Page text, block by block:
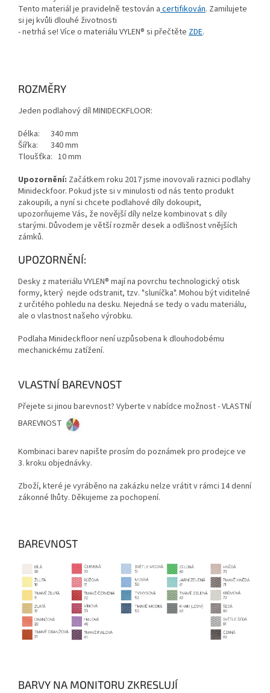
Tento materiál je pravidelně testován acertifikován. Zamilujete
si jej kvůli dlouhé životnosti
- netrhá se! Více o materiálu VYLEN® si přečtěte ZDE.
ROZMĚRY
Jeden podlahový díl MINIDECKFLOOR:
Délka: 340 mm
Šířka: 340 mm
Tloušťka: 10 mm
Upozornění: Začátkem roku 2017 jsme inovovali raznici podlahy
Minideckfoor. Pokud jste si v minulosti od nás tento produkt
zakoupili, a nyní si chcete podlahové díly dokoupit,
upozorňujeme Vás, že novější díly nelze kombinovat s díly
starými. Důvodem je větší rozměr desek a odlišnost vnějších
zámků.
UPOZORNĚNÍ:
Desky z materiálu VYLEN® mají na povrchu technologický otisk
formy, který nejde odstranit, tzv. "sluníčka". Mohou být viditelné
z určitého pohledu na desku. Nejedná se tedy o vadu materiálu,
ale o vlastnost našeho výrobku.
Podlaha Minideckfloor není uzpůsobena k dlouhodobému
mechanickému zatížení.
VLASTNÍ BAREVNOST
Přejete si jinou barevnost? Vyberte v nabídce možnost - VLASTNÍ
BAREVNOST
Kombinaci barev napište prosím do poznámek pro prodejce ve
3. kroku objednávky.
Zboží, které je vyráběno na zakázku nelze vrátit v rámci 14 denní
zákonné lhůty. Děkujeme za pochopení.
BAREVNOST
BARVY NA MONITORU ZKRESLUJÍ